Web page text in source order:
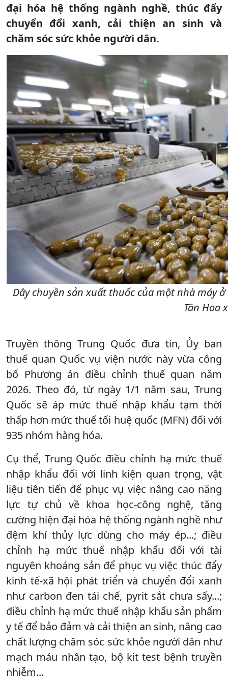
đại hóa hệ thống ngành nghề, thúc đẩy
chuyển đổi xanh, cải thiện an sinh và
chăm sóc sức khỏe người dân.
Dây chuyền sản xuất thuốc của một nhà máy
Tân Hoa
Truyền thông Trung Quốc đưa tin, Ủy ban
thuế quan Quốc vụ viện nước này vừa công
bố Phương án điều chỉnh thuế quan năm
2026. Theo đó, từ ngày 1/1 năm sau, Trung
Quốc sẽ áp mức thuế nhập khẩu tạm thời
thấp hơn mức thuế tối huệ quốc (MFN) đối với
935 nhóm hàng hóa.
Cụ thể, Trung Quốc điều chỉnh hạ mức thuế
nhập khẩu đối với linh kiện quan trọng, vật
liệu tiên tiến để phục vụ việc nâng cao năng
lực tự chủ về khoa học-công nghệ, tăng
cường hiện đại hóa hệ thống ngành nghề như
đệm khí thủy lực dùng cho máy ép...; điều
chỉnh hạ mức thuế nhập khẩu đối với tài
nguyên khoáng sản để phục vụ việc thúc đẩy
kinh tế-xã hội phát triển và chuyển đổi xanh
như carbon đen tái chế, pyrit sắt chưa sấy...;
điều chỉnh hạ mức thuế nhập khẩu sản phẩm
y tế để bảo đảm và cải thiện an sinh, nâng cao
chất lượng chăm sóc sức khỏe người dân như
mạch máu nhân tạo, bộ kit test bệnh truyền
nhiễm...